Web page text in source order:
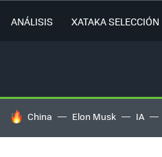
ANÁLISIS XATAKA SELECCIÓN
HOY SE HABLA DE
China Elon Musk IA